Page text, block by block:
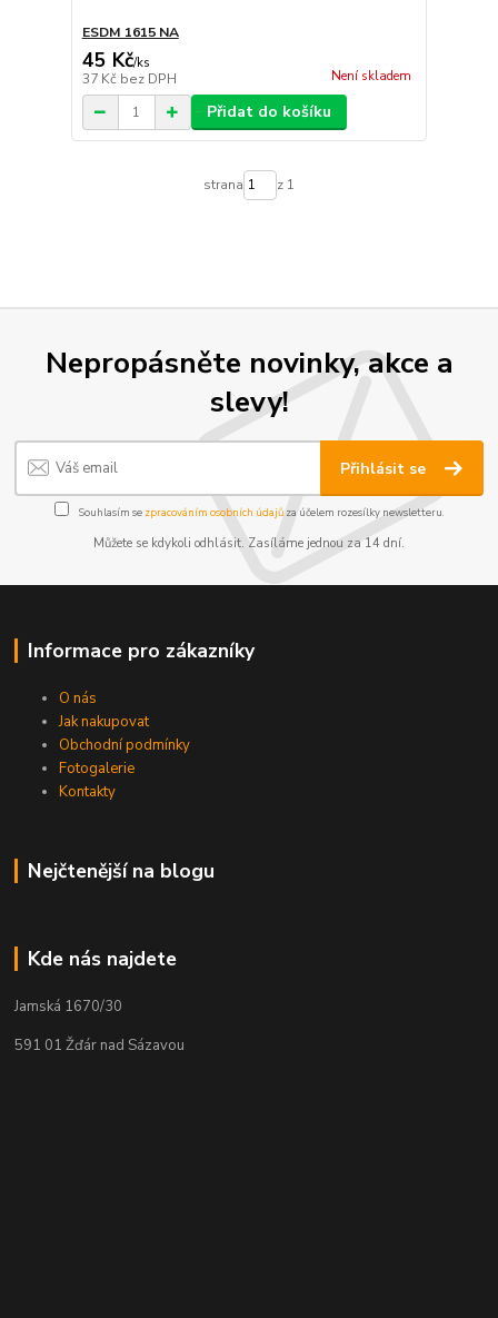
ESDM 1615 NA
45 Kč/ks
37 Kč bez DPH Není skladem
Přidat do košíku
strana z 1
Nepropásněte novinky, akce a
slevy!
Přihlásit se
Souhlasím se zpracováním osobních údajůza účelem rozesílky newsletteru.
Můžete se kdykoli odhlásit. Zasíláme jednou za 14 dní.
Informace pro zákazníky
O nás
Jak nakupovat
Obchodní podmínky
Fotogalerie
Kontakty
Nejčtenější na blogu
Kde nás najdete
Jamská 1670/30
591 01 Žďár nad Sázavou